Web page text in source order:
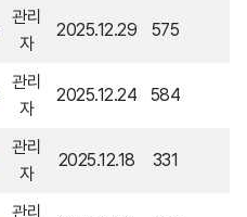
관리
자
2025.12.29 575
관리
자
2025.12.24 584
관리
자
2025.12.18 331
관리